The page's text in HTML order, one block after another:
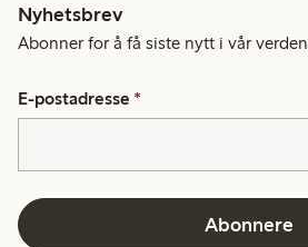
Nyhetsbrev
Abonner for å få siste nytt i vår verden.
E-postadresse *
Abonnere